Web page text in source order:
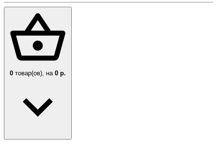
0 товар(ов), на 0 р.